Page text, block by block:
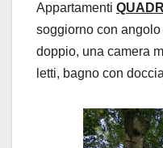
Appartamenti
soggiorno con
doppio, una camera
letti, bagno con